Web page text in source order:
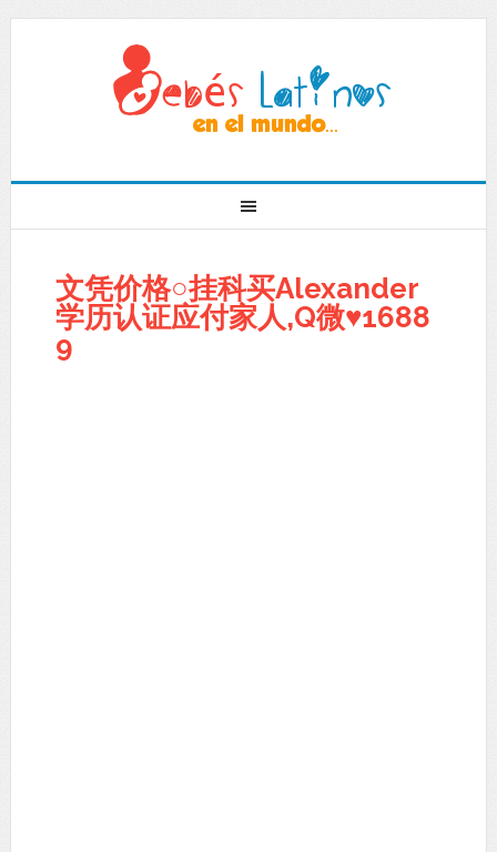
文凭价格○挂科买Alexander
学历认证应付家人,Q微♥1688
9